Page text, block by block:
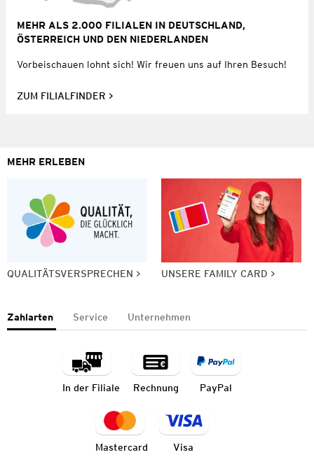
MEHR ALS 2.000 FILIALEN IN DEUTSCHLAND,
ÖSTERREICH UND DEN NIEDERLANDEN
Vorbeischauen lohnt sich! Wir freuen uns auf Ihren Besuch!
ZUM FILIALFINDER
MEHR ERLEBEN
QUALITÄTSVERSPRECHEN UNSERE FAMILY CARD
Zahlarten Service Unternehmen
In der Filiale Rechnung PayPal
Mastercard Visa